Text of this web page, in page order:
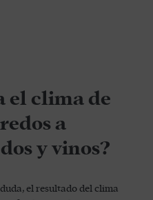
el clima de
a
y vinos?
el resultado del clima